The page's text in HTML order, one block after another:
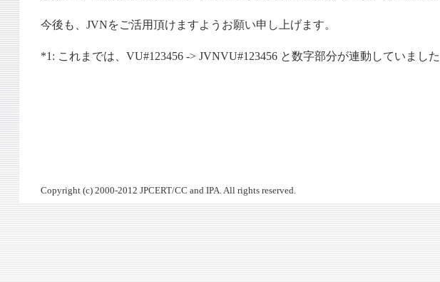
今後も、JVNをご活用頂けますようお願い申し上げます。
*1: これまでは、VU#123456 -> JVNVU#123456 と数字部分が連動していました
Copyright (c) 2000-2012 JPCERT/CC and IPA. All rights reserved.